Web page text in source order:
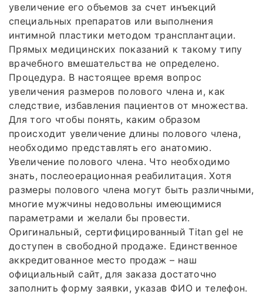
увеличение его объемов за счет инъекций
специальных препаратов или выполнения
интимной пластики методом трансплантации.
Прямых медицинских показаний к такому типу
врачебного вмешательства не определено.
Процедура. В настоящее время вопрос
увеличения размеров полового члена и, как
следствие, избавления пациентов от множества.
Для того чтобы понять, каким образом
происходит увеличение длины полового члена,
необходимо представлять его анатомию.
Увеличение полового члена. Что необходимо
знать, послеоерационная реабилитация. Хотя
размеры полового члена могут быть различными,
многие мужчины недовольны имеющимися
параметрами и желали бы провести.
Оригинальный, сертифицированный Titan gel не
доступен в свободной продаже. Единственное
аккредитованное место продаж – наш
официальный сайт, для заказа достаточно
заполнить форму заявки, указав ФИО и телефон.